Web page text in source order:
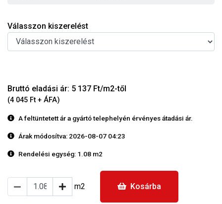
Válasszon kiszerelést
Bruttó eladási ár: 5 137 Ft/m2-től
(4 045 Ft + ÁFA)
A feltüntetett ár a gyártó telephelyén érvényes átadási ár.
Árak módosítva: 2026-08-07 04:23
Rendelési egység: 1.08 m2
m2 Kosárba